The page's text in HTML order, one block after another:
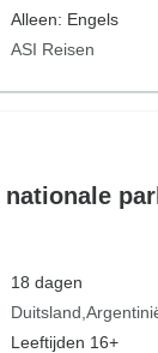
Alleen: Engels
ASI Reisen
18 dagen
Duitsland
Leeftijden 16+